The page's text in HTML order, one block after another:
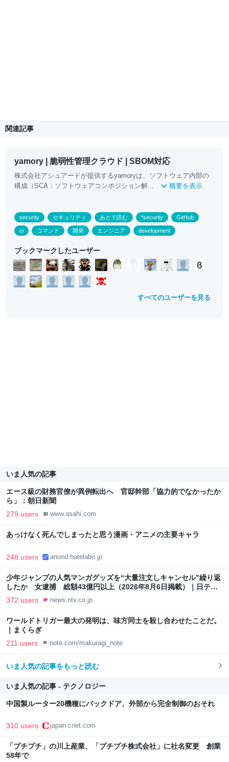
関連記事
yamory | 脆弱性管理クラウド | SBOM対応
株式会社アシュアードが提供するyamoryは、ソフトウェア内部の
構成（SCA：ソフトウェアコンポジション解...
概要を表示
security セキュリティ あとで読む *security GitHub
ci コマンド 開発 エンジニア development
ブックマークしたユーザー
すべてのユーザーを見る
いま人気の記事
エース級の財務官僚が異例転出へ 官邸幹部「協力的でなかったか
ら」：朝日新聞
279 users www.asahi.com
あっけなく死んでしまったと思う漫画・アニメの主要キャラ
248 users anond.hatelabo.jp
少年ジャンプの人気マンガグッズを“大量注文しキャンセル”繰り返
したか 女逮捕 総額43億円以上（2026年8月6日掲載）｜日テレ
NEWS NNN
372 users news.ntv.co.jp
ワールドトリガー最大の発明は、味方同士を殺し合わせたことだ。
｜まくらぎ
211 users note.com/makuragi_note
いま人気の記事をもっと読む
いま人気の記事 - テクノロジー
中国製ルーター20機種にバックドア、外部から完全制御のおそれ
310 users japan.cnet.com
「プチプチ」の川上産業、「プチプチ株式会社」に社名変更 創業
58年で